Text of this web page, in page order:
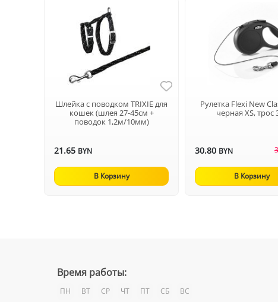
Шлейка с поводком TRIXIE для
кошек (шлея 27-45см +
поводок 1,2м/10мм)
21.65 BYN
В Корзину
Рулетка Flexi New
черная XS, трос
30.80 BYN
В Корзину
Время работы:
ПН ВТ СР ЧТ ПТ СБ ВС